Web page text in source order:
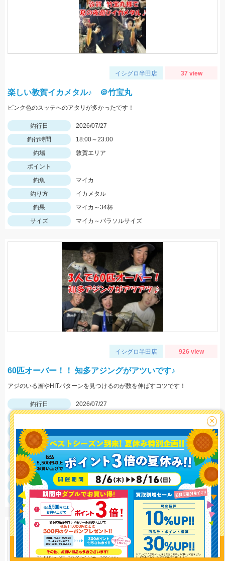
釣り情報を
投稿する
イシグロ半田店 37 view
楽しい敦賀イカメタル♪ ＠竹宝丸
ピンク色のスッテへのアタリが多かったです！
釣行日
2026/07/27
釣行時間
18:00～23:00
釣場
敦賀エリア
ポイント
釣魚
マイカ
釣り方
イカメタル
釣果
マイカ～34杯
サイズ
マイカ～パラソルサイズ
イシグロ半田店 926 view
60匹オーバー！！ 知多アジングがアツいです♪
アジのいる層やHITパターンを見つけるのが数を伸ばすコツです！
釣行日
2026/07/27
釣場
南知多周辺
ポイント
アジ
釣り方
アジング
釣果
アジ60匹以上
サイズ
アジ8cm～12cm程
×